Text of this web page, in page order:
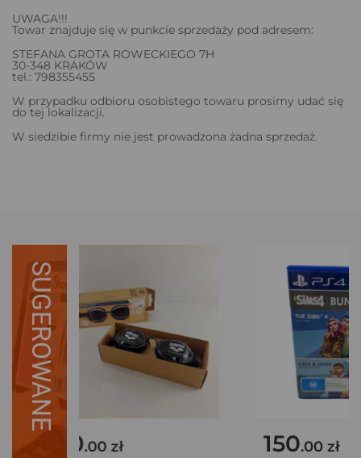
UWAGA!!!
Towar znajduje się w punkcie sprzedaży pod adresem:
STEFANA GROTA ROWECKIEGO 7H
30-348 KRAKÓW
tel.: 798355455
W przypadku odbioru osobistego towaru prosimy udać się
do tej lokalizacji.
W siedzibie firmy nie jest prowadzona żadna sprzedaż.
SUGEROWANE
.00 zł 150.00 zł